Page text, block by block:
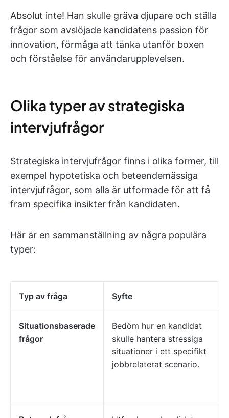
Absolut inte! Han skulle gräva djupare och ställa
frågor som avslöjade kandidatens passion för
innovation, förmåga att tänka utanför boxen
och förståelse för användarupplevelsen.
Olika typer av strategiska
intervjufrågor
Strategiska intervjufrågor finns i olika former, till
exempel hypotetiska och beteendemässiga
intervjufrågor, som alla är utformade för att få
fram specifika insikter från kandidaten.
Här är en sammanställning av några populära
typer:
Typ av fråga Syfte
Situationsbaserade
frågor
Bedöm hur en kandidat
skulle hantera stressiga
situationer i ett specifikt
jobbrelaterat scenario.